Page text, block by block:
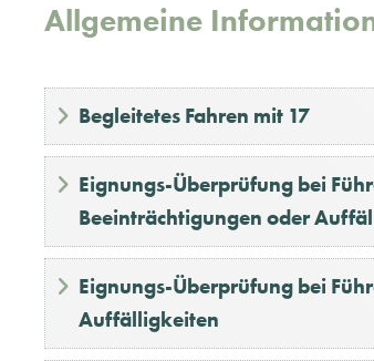
Allgemeine
Begleitetes Fahren mit 17
Eignungs-Überprüfung bei
Beeinträchtigungen oder
Eignungs-Überprüfung bei
Auffälligkeiten